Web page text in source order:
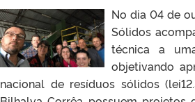
No dia 04 de
Sólidos
técnica a
objetivando
nacional de resíduos sólidos